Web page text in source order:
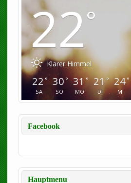
22°
Klarer Himmel
22 °
SA
30 °
SO
31°
MO
21°
DI
24°
MI
Facebook
Hauptmenu